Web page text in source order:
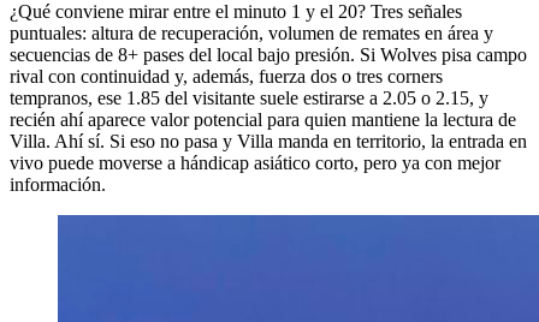
¿Qué conviene mirar entre el minuto 1 y el 20? Tres señales
puntuales: altura de recuperación, volumen de remates en área y
secuencias de 8+ pases del local bajo presión. Si Wolves pisa campo
rival con continuidad y, además, fuerza dos o tres corners
tempranos, ese 1.85 del visitante suele estirarse a 2.05 o 2.15, y
recién ahí aparece valor potencial para quien mantiene la lectura de
Villa. Ahí sí. Si eso no pasa y Villa manda en territorio, la entrada en
vivo puede moverse a hándicap asiático corto, pero ya con mejor
información.